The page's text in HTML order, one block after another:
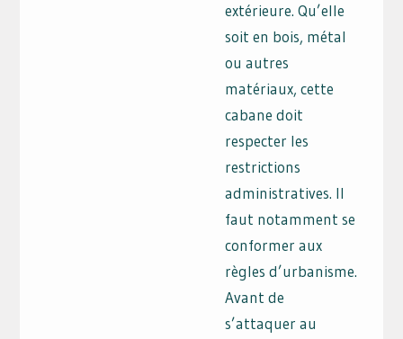
extérieure. Qu’elle
soit en bois, métal
ou autres
matériaux, cette
cabane doit
respecter les
restrictions
administratives. Il
faut notamment se
conformer aux
règles d’urbanisme.
Avant de
s’attaquer au